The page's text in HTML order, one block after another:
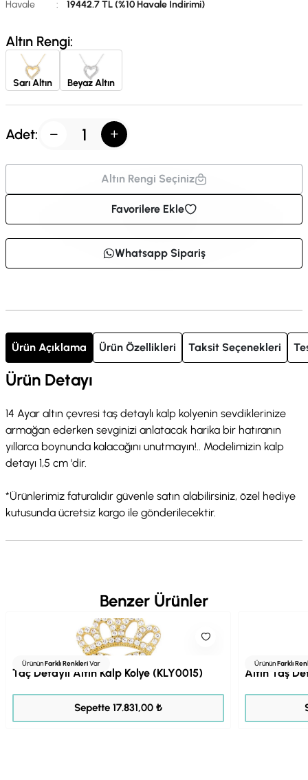
Havale
: 19442.7 TL (%10 Havale İndirimi)
Altın Rengi:
Sarı Altın Beyaz Altın
Adet:
Altın Rengi Seçiniz
Favorilere Ekle
Whatsapp Sipariş
Ürün Açıklama Ürün Özellikleri Taksit Seçenekleri
Ürün Detayı
14 Ayar altın çevresi taş detaylı kalp kolyenin sevdiklerinize
armağan ederken sevginizi anlatacak harika bir hatıranın
yıllarca boynunda kalacağını unutmayın!.. Modelimizin kalp
detayı 1,5 cm 'dir.
*Ürünlerimiz faturalıdır güvenle satın alabilirsiniz, özel hediye
kutusunda ücretsiz kargo ile gönderilecektir.
Benzer Ürünler
ÜrününFarklı RenkleriVar
Taç Detaylı Altın Kalp Kolye (KLY0015)
Sepette 17.831,00 ₺
ÜrününFarklı
Altın